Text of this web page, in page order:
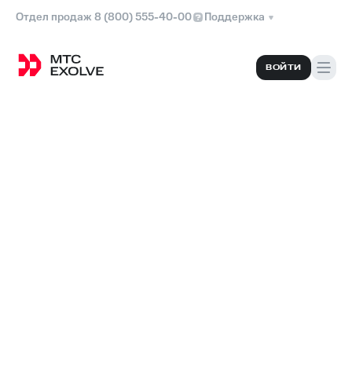
Отдел продаж 8 (800) 555-40-00 Поддержка
ВОЙТИ